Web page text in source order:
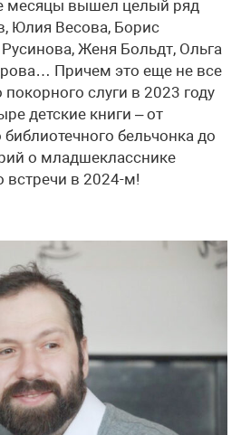
месяцы вышел целый ряд
Юлия Весова, Борис
Женя Больдт, Ольга
Причем это еще не все
слуги в 2023 году
детские книги – от
бельчонка до
о младшекласснике
в 2024-м!